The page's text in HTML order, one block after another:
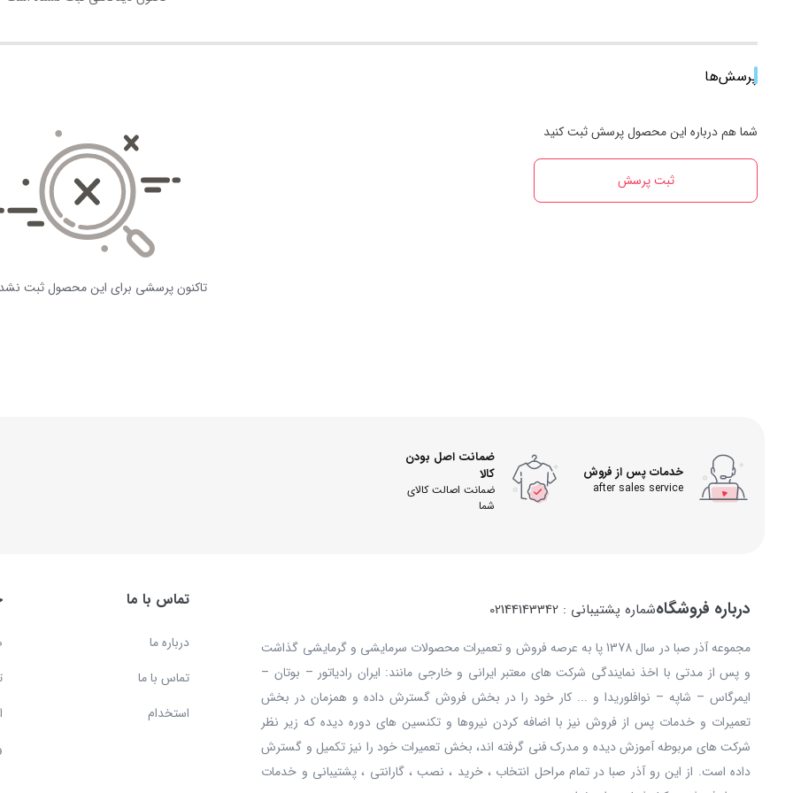
پرسش‌ها
شما هم درباره این محصول پرسش ثبت کنید
ثبت پرسش
تاکنون پرسشی برای این محصول ثبت
خدمات پس از فروش
after sales service
ضمانت اصل بودن
کالا
ضمانت اصالت کالای
شما
درباره فروشگاهشماره پشتیبانی : 02144143342
مجموعه آذر صبا در سال 1378 پا به عرصه فروش و تعمیرات محصولات سرمایشی و گرمایشی گذاشت
و پس از مدتی با اخذ نمایندگی شرکت های معتبر ایرانی و خارجی مانند: ایران رادیاتور – بوتان –
ایمرگاس – شاپه – نوافلوریدا و ... کار خود را در بخش فروش گسترش داده و همزمان در بخش
تعمیرات و خدمات پس از فروش نیز با اضافه کردن نیروها و تکنسین های دوره دیده که زیر نظر
شرکت های مربوطه آموزش دیده و مدرک فنی گرفته اند، بخش تعمیرات خود را نیز تکمیل و گسترش
داده است. از این رو آذر صبا در تمام مراحل انتخاب ، خرید ، نصب ، گارانتی ، پشتیبانی و خدمات
تماس با ما
درباره ما
تماس با ما
استخدام